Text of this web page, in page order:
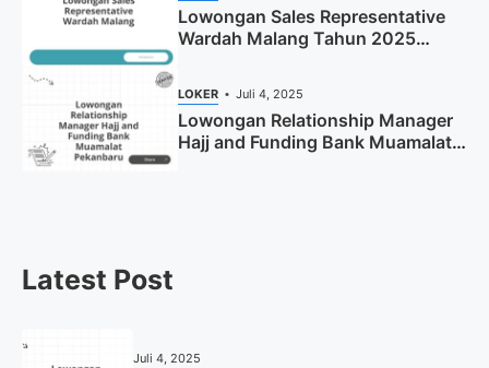
Lowongan Sales Representative
Wardah Malang Tahun 2025
LOKER Juli 4, 2025
Lowongan Relationship Manager
Hajj and Funding Bank Muamalat
Latest Post
Juli 4, 2025